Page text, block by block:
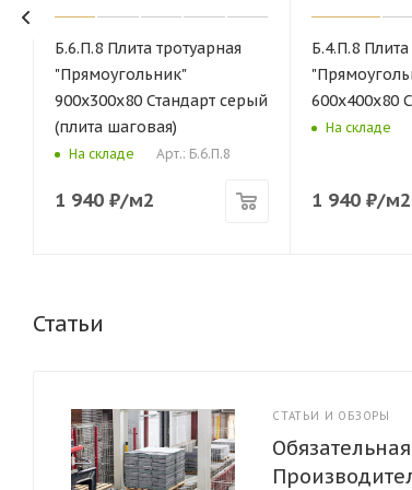
Б.6.П.8 Плита тротуарная
"Прямоугольник"
900х300х80 Стандарт серый
(плита шаговая)
На складе Арт.: Б.6.П.8
1 940₽/м2
Б.4.П.8
600х400х80
На складе
1 940₽/м2
Статьи
СТАТЬИ И ОБЗОРЫ